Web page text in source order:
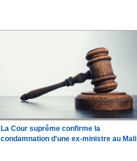
La Cour suprême confirme la
condamnation d'une ex-ministre au Mali